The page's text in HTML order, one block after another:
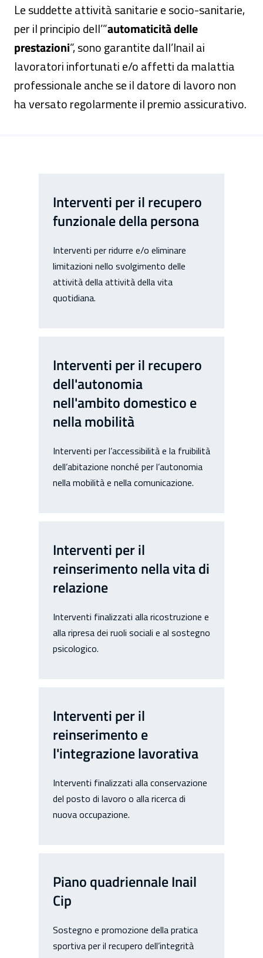
Le suddette attività sanitarie e socio-sanitarie,
per il principio dell’”automaticità delle
prestazioni”, sono garantite dall’Inail ai
lavoratori infortunati e/o affetti da malattia
professionale anche se il datore di lavoro non
ha versato regolarmente il premio assicurativo.
Interventi per il recupero
funzionale della persona
Interventi per ridurre e/o eliminare
limitazioni nello svolgimento delle
attività della attività della vita
quotidiana.
Interventi per il recupero
dell'autonomia
nell'ambito domestico e
nella mobilità
Interventi per l’accessibilità e la fruibilità
dell’abitazione nonché per l’autonomia
nella mobilità e nella comunicazione.
Interventi per il
reinserimento nella vita di
relazione
Interventi finalizzati alla ricostruzione e
alla ripresa dei ruoli sociali e al sostegno
psicologico.
Interventi per il
reinserimento e
l'integrazione lavorativa
Interventi finalizzati alla conservazione
del posto di lavoro o alla ricerca di
nuova occupazione.
Piano quadriennale Inail
Cip
Sostegno e promozione della pratica
sportiva per il recupero dell’integrità